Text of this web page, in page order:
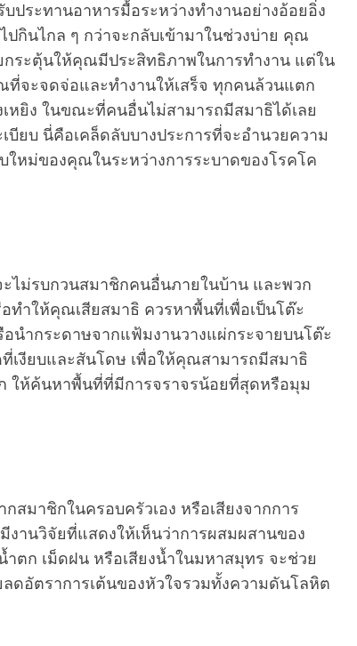
ประทานอาหารมื้อระหว่างทำงานอย่างอ้อยอิ่ง
กินไกล ๆ กว่าจะกลับเข้ามาในช่วงบ่าย คุณ
กระตุ้นให้คุณมีประสิทธิภาพในการทำงาน แต่ใน
ที่จะจดจ่อและทำงานให้เสร็จ ทุกคนล้วนแตก
หยิง ในขณะที่คนอื่นไม่สามารถมีสมาธิได้เลย
บียบ นี่คือเคล็ดลับบางประการที่จะอำนวยความ
ใหม่ของคุณในระหว่างการระบาดของโรคโค
ไม่รบกวนสมาชิกคนอื่นภายในบ้าน และพวก
ทำให้คุณเสียสมาธิ ควรหาพื้นที่เพื่อเป็นโต๊ะ
นำกระดาษจากแฟ้มงานวางแผ่กระจายบนโต๊ะ
เงียบและสันโดษ เพื่อให้คุณสามารถมีสมาธิ
ให้ค้นหาพื้นที่ที่มีการจราจรน้อยที่สุดหรือมุม
สมาชิกในครอบครัวเอง หรือเสียงจากการ
งานวิจัยที่แสดงให้เห็นว่าการผสมผสานของ
ตก เม็ดฝน หรือเสียงน้ำในมหาสมุทร จะช่วย
ดอัตราการเต้นของหัวใจรวมทั้งความดันโลหิต